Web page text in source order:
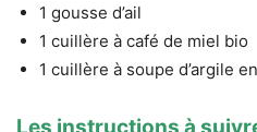
1 gousse d’ail
1 cuillère à café de miel bio
1 cuillère à soupe d’argile